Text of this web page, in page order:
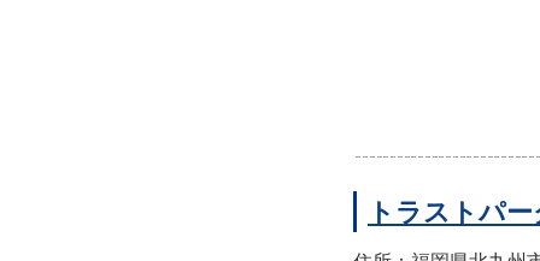
トラストパ